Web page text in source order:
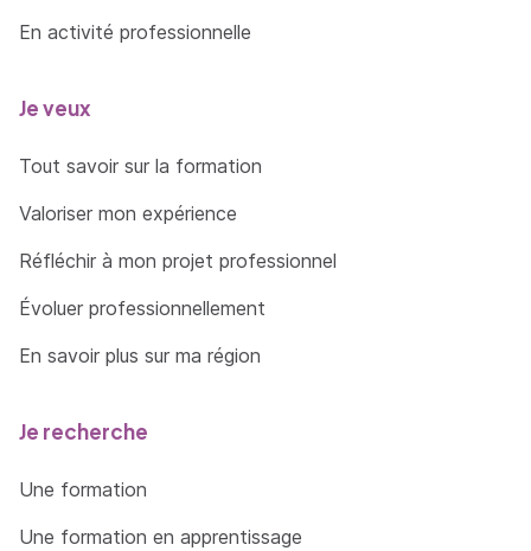
En activité professionnelle
Je veux
Tout savoir sur la formation
Valoriser mon expérience
Réfléchir à mon projet professionnel
Évoluer professionnellement
En savoir plus sur ma région
Je recherche
Une formation
Une formation en apprentissage